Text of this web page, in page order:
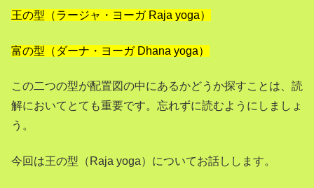
王の型（ラージャ・ヨーガ Raja yoga）
富の型（ダーナ・ヨーガ Dhana yoga）
この二つの型が配置図の中にあるかどうか探すことは、読
解においてとても重要です。忘れずに読むようにしましょ
う。
今回は王の型（Raja yoga）についてお話しします。